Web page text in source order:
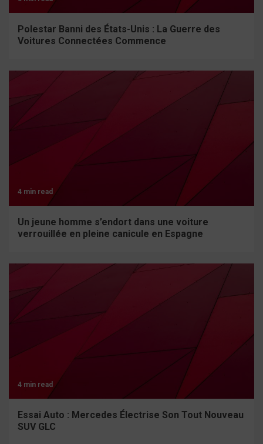
Polestar Banni des États-Unis : La Guerre des
Voitures Connectées Commence
4 min read
Un jeune homme s’endort dans une voiture
verrouillée en pleine canicule en Espagne
4 min read
Essai Auto : Mercedes Électrise Son Tout Nouveau
SUV GLC